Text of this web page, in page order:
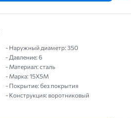
- Наружный диаметр: 350
- Давление: 6
- Материал: сталь
- Марка: 15Х5М
- Покрытие: без покрытия
- Конструкция: воротниковый